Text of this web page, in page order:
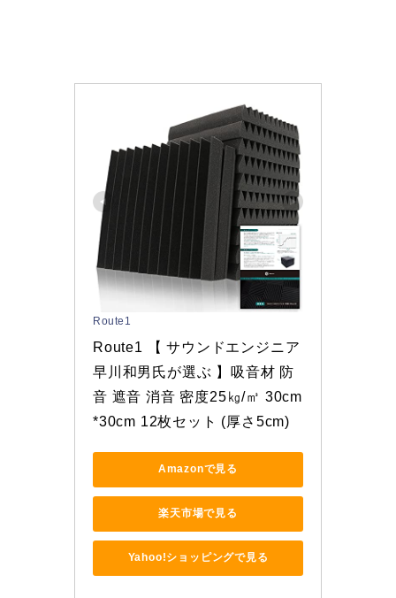
Route1
Route1 【 サウンドエンジニア
早川和男氏が選ぶ 】吸音材 防
音 遮音 消音 密度25㎏/㎥ 30cm
*30cm 12枚セット (厚さ5cm)
Amazonで見る
楽天市場で見る
Yahoo!ショッピングで見る